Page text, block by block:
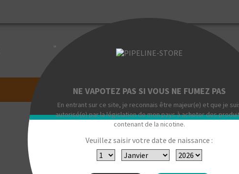
"
NE VAPOTEZ PAS SI VOUS NE FUMEZ PAS
En entrant sur ce site, je reconnais être majeur(e) et que je
autorisé(e) par la législation de mon pays à acheter des
contenant de la nicotine.
Veuillez saisir votre date de naissance :